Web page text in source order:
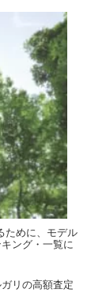
ために、モデル
ング・一覧に
リの高額査定